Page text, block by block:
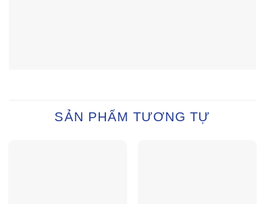
SẢN PHẨM TƯƠNG TỰ